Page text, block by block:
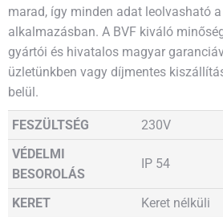
marad, így minden adat leolvasható
alkalmazásban. A BVF kiváló
gyártói és hivatalos magyar
üzletünkben vagy díjmentes
belül.
FESZÜLTSÉG
230V
VÉDELMI
BESOROLÁS
IP 54
KERET
Keret nélküli